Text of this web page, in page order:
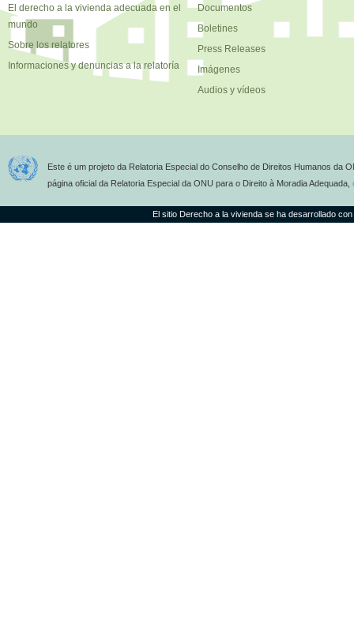
El derecho a la vivienda adecuada en el
mundo
Sobre los relatores
Informaciones y denuncias a la relatoría
Documentos
Boletines
Press Releases
Imágenes
Audios y vídeos
Este é um projeto da Relatoria Especial do Conselho de Direitos Humanos da
página oficial da Relatoria Especial da ONU para o Direito à Moradia Adequada,
El sitio Derecho a la vivienda se ha desarrollado